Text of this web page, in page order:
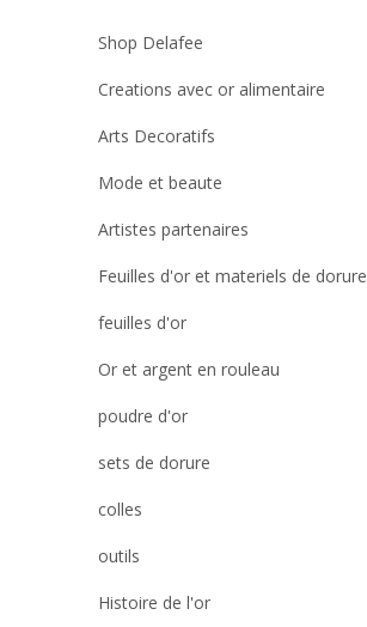
Shop Delafee
Creations avec or alimentaire
Arts Decoratifs
Mode et beaute
Artistes partenaires
Feuilles d'or et materiels de dorure
feuilles d'or
Or et argent en rouleau
poudre d'or
sets de dorure
colles
outils
Histoire de l'or